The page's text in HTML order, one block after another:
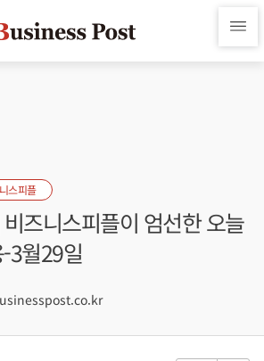
스피플
즈니스피플이 엄선한 오늘
3월29일